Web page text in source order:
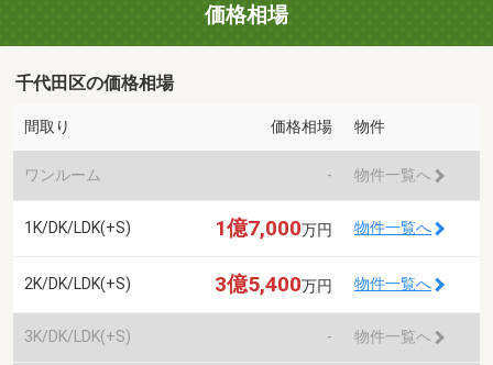
価格相場
千代田区の価格相場
間取り 価格相場 物件
ワンルーム - 物件一覧へ
1K/DK/LDK(+S) 1億7,000万円 物件一覧へ
2K/DK/LDK(+S) 3億5,400万円 物件一覧へ
3K/DK/LDK(+S) - 物件一覧へ